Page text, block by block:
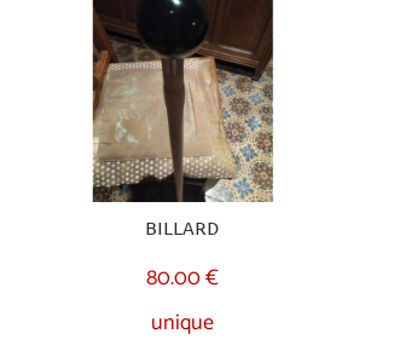
billard
80.00 €
unique